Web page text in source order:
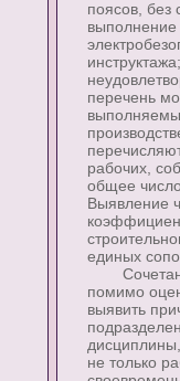
поясов, без
выполнение
перечень
рабочих,
общее
Выявление
единых
помимо
выявить
не только